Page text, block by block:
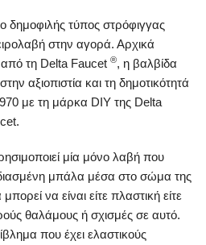
δημοφιλής τύπος στρόφιγγας
στην αγορά. Αρχικά
τη Delta Faucet ®, η βαλβίδα
αξιοπιστία και τη δημοτικότητά
με τη μάρκα DIY της Delta
μία μόνο λαβή που
μπάλα μέσα στο σώμα της
να είναι είτε πλαστική είτε
θαλάμους ή σχισμές σε αυτό.
που έχει ελαστικούς